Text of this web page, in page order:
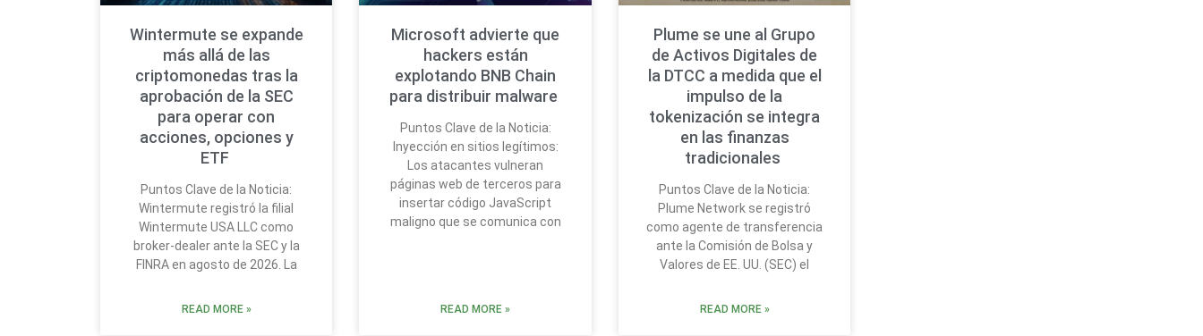
Wintermute se expande
más allá de las
criptomonedas tras la
aprobación de la SEC
para operar con
acciones, opciones y
ETF
Puntos Clave de la Noticia:
Wintermute registró la filial
Wintermute USA LLC como
broker-dealer ante la SEC y la
FINRA en agosto de 2026. La
READ MORE »
Microsoft advierte que
hackers están
explotando BNB Chain
para distribuir malware
Puntos Clave de la Noticia:
Inyección en sitios legítimos:
Los atacantes vulneran
páginas web de terceros para
insertar código JavaScript
maligno que se comunica con
READ MORE »
Plume se une al Grupo
de Activos Digitales de
la DTCC a medida que el
impulso de la
tokenización se integra
en las finanzas
tradicionales
Puntos Clave de la Noticia:
Plume Network se registró
como agente de transferencia
ante la Comisión de Bolsa y
Valores de EE. UU. (SEC) el
READ MORE »